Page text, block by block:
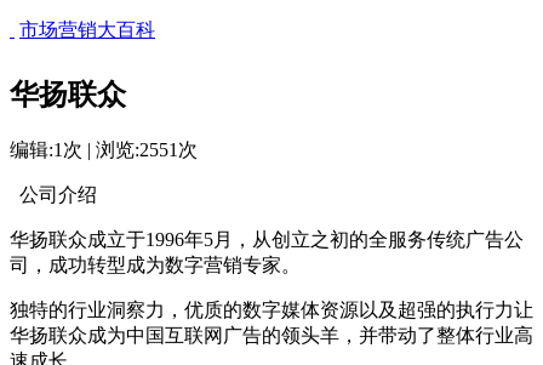
市场营销大百科
华扬联众
编辑:1次 | 浏览:2551次
公司介绍
华扬联众成立于1996年5月，从创立之初的全服务传统广告公
司，成功转型成为数字营销专家。
独特的行业洞察力，优质的数字媒体资源以及超强的执行力让
华扬联众成为中国互联网广告的领头羊，并带动了整体行业高
速成长。